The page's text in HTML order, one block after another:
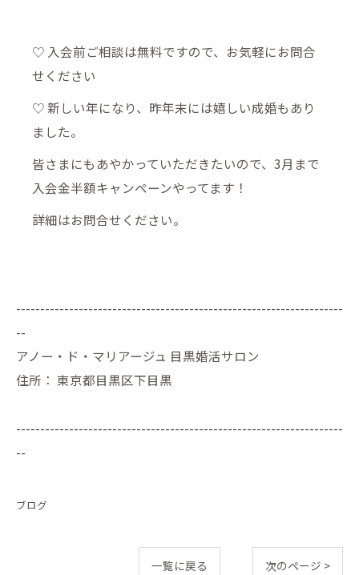
♡ 入会前ご相談は無料ですので、お気軽にお問合
せください
♡ 新しい年になり、昨年末には嬉しい成婚もあり
ました。
皆さまにもあやかっていただきたいので、3月まで
入会金半額キャンペーンやってます！
詳細はお問合せください。
--------------------------------------------------------------------
--
アノー・ド・マリアージュ 目黒婚活サロン
住所： 東京都目黒区下目黒
--------------------------------------------------------------------
--
ブログ
一覧に戻る 次のページ >